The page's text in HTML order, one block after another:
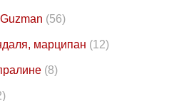
(56)
марципан (12)
(8)